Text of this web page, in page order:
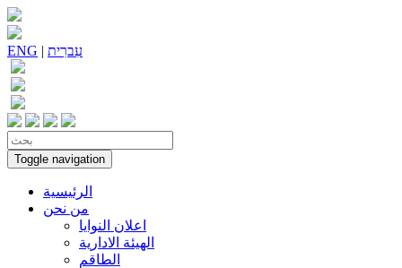
ENG | עִברִית
Toggle navigation
الرئيسية
من نحن
اعلان النوايا
الهيئة الادارية
الطاقم